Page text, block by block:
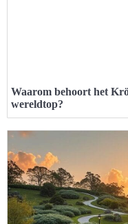
Waarom behoort het
wereldtop?